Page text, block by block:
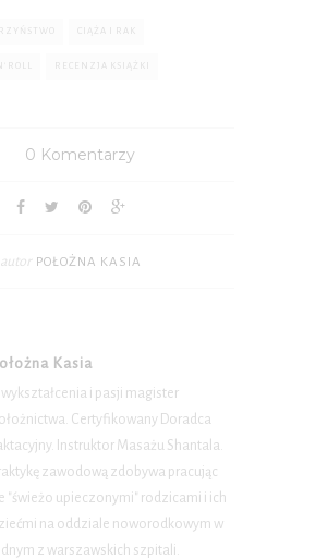
CIĄŻA I RAK
RECENZJA KSIĄŻKI
0 Komentarzy
autor POŁOŻNA KASIA
Kasia
wykształcenia i pasji magister
Certyfikowany Doradca
Instruktor Masażu Shantala.
zawodową zdobywa pracując
"świeżo upieczonymi" rodzicami i ich
na oddziale noworodkowym w
z warszawskich szpitali.